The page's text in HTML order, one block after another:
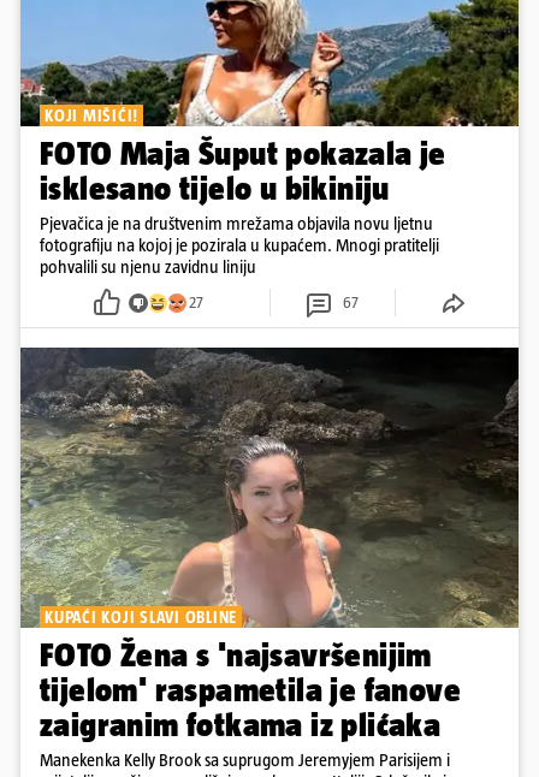
KOJI MIŠIĆI!
FOTO Maja Šuput pokazala je
isklesano tijelo u bikiniju
Pjevačica je na društvenim mrežama objavila novu ljetnu
fotografiju na kojoj je pozirala u kupaćem. Mnogi pratitelji
pohvalili su njenu zavidnu liniju
27 67
KUPAĆI KOJI SLAVI OBLINE
FOTO Žena s 'najsavršenijim
tijelom' raspametila je fanove
zaigranim fotkama iz plićaka
Manekenka Kelly Brook sa suprugom Jeremyjem Parisijem i